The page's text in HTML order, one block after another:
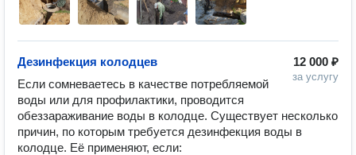
12 000 ₽
за услугу
Дезинфекция колодцев
Если сомневаетесь в качестве потребляемой
воды или для профилактики, проводится
обеззараживание воды в колодце. Существует несколько
причин, по которым требуется дезинфекция воды в
колодце. Её применяют, если: